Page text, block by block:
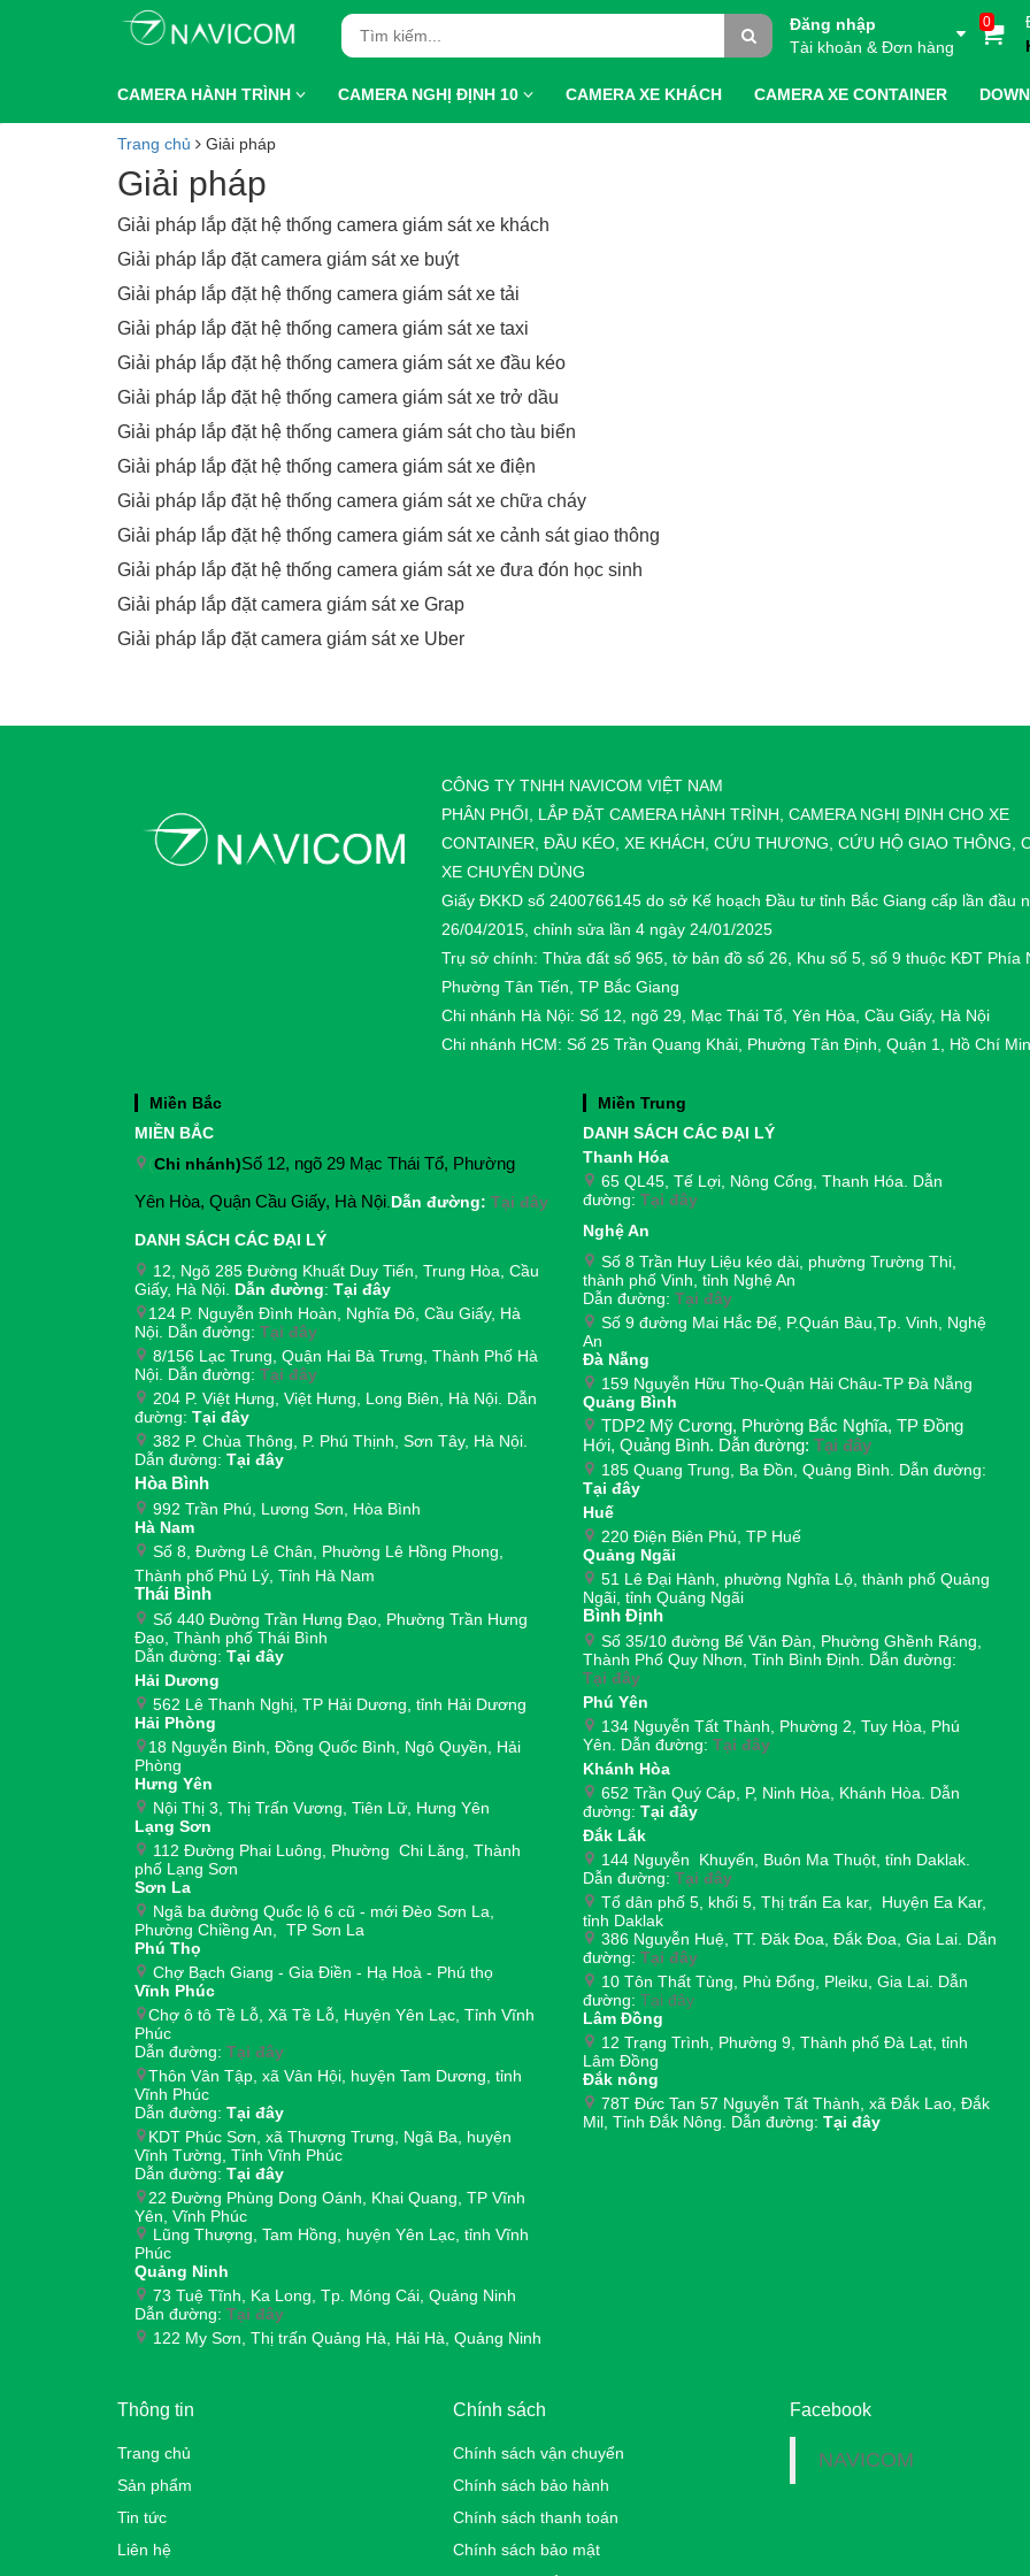
Đăng nhập
Tài khoản & Đơn hàng
0
CAMERA HÀNH TRÌNH CAMERA NGHỊ ĐỊNH 10 CAMERA XE KHÁCH CAMERA XE CONTAINER
Trang chủ Giải pháp
Giải pháp
Giải pháp lắp đặt hệ thống camera giám sát xe khách
Giải pháp lắp đặt camera giám sát xe buýt
Giải pháp lắp đặt hệ thống camera giám sát xe tải
Giải pháp lắp đặt hệ thống camera giám sát xe taxi
Giải pháp lắp đặt hệ thống camera giám sát xe đầu kéo
Giải pháp lắp đặt hệ thống camera giám sát xe trở dầu
Giải pháp lắp đặt hệ thống camera giám sát cho tàu biển
Giải pháp lắp đặt hệ thống camera giám sát xe điện
Giải pháp lắp đặt hệ thống camera giám sát xe chữa cháy
Giải pháp lắp đặt hệ thống camera giám sát xe cảnh sát giao thông
Giải pháp lắp đặt hệ thống camera giám sát xe đưa đón học sinh
Giải pháp lắp đặt camera giám sát xe Grap
Giải pháp lắp đặt camera giám sát xe Uber
CÔNG TY TNHH NAVICOM VIỆT NAM
PHÂN PHỐI, LẮP ĐẶT CAMERA HÀNH TRÌNH, CAMERA NGHỊ ĐỊNH CHO XE
CONTAINER, ĐẦU KÉO, XE KHÁCH, CỨU THƯƠNG, CỨU HỘ GIAO THÔNG,
XE CHUYÊN DÙNG
Giấy ĐKKD số 2400766145 do sở Kế hoạch Đầu tư tỉnh Bắc Giang cấp lần đầu
26/04/2015, chỉnh sửa lần 4 ngày 24/01/2025
Trụ sở chính: Thửa đất số 965, tờ bản đồ số 26, Khu số 5, số 9 thuộc KĐT Phía
Phường Tân Tiến, TP Bắc Giang
Chi nhánh Hà Nội: Số 12, ngõ 29, Mạc Thái Tổ, Yên Hòa, Cầu Giấy, Hà Nội
Chi nhánh HCM: Số 25 Trần Quang Khải, Phường Tân Định, Quận 1, Hồ Chí
Miền Bắc
MIỀN BẮC
(Chi nhánh)Số 12, ngõ 29 Mạc Thái Tổ, Phường
Yên Hòa, Quận Cầu Giấy, Hà Nội Dẫn đường: Tại đây
DANH SÁCH CÁC ĐẠI LÝ
12, Ngõ 285 Đường Khuất Duy Tiến, Trung Hòa, Cầu
Giấy, Hà Nội. Dẫn đường: Tại đây
124 P. Nguyễn Đình Hoàn, Nghĩa Đô, Cầu Giấy, Hà
Nội. Dẫn đường: Tại đây
8/156 Lạc Trung, Quận Hai Bà Trưng, Thành Phố Hà
Nội. Dẫn đường: Tại đây
204 P. Việt Hưng, Việt Hưng, Long Biên, Hà Nội. Dẫn
đường: Tại đây
382 P. Chùa Thông, P. Phú Thịnh, Sơn Tây, Hà Nội.
Dẫn đường: Tại đây
Hòa Bình
992 Trần Phú, Lương Sơn, Hòa Bình
Hà Nam
Số 8, Đường Lê Chân, Phường Lê Hồng Phong,
Thành phố Phủ Lý, Tỉnh Hà Nam
Thái Bình
Số 440 Đường Trần Hưng Đạo, Phường Trần Hưng
Đạo, Thành phố Thái Bình
Dẫn đường: Tại đây
Hải Dương
562 Lê Thanh Nghị, TP Hải Dương, tỉnh Hải Dương
Hải Phòng
18 Nguyễn Bình, Đồng Quốc Bình, Ngô Quyền, Hải
Phòng
Hưng Yên
Nội Thị 3, Thị Trấn Vương, Tiên Lữ, Hưng Yên
Lạng Sơn
112 Đường Phai Luông, Phường Chi Lăng, Thành
phố Lạng Sơn
Sơn La
Ngã ba đường Quốc lộ 6 cũ - mới Đèo Sơn La,
Phường Chiềng An, TP Sơn La
Phú Thọ
Chợ Bạch Giang - Gia Điền - Hạ Hoà - Phú thọ
Vĩnh Phúc
Chợ ô tô Tề Lỗ, Xã Tề Lỗ, Huyện Yên Lạc, Tỉnh Vĩnh
Phúc
Dẫn đường: Tại đây
Thôn Vân Tập, xã Vân Hội, huyện Tam Dương, tỉnh
Vĩnh Phúc
Dẫn đường: Tại đây
KDT Phúc Sơn, xã Thượng Trưng, Ngã Ba, huyện
Vĩnh Tường, Tỉnh Vĩnh Phúc
Dẫn đường: Tại đây
22 Đường Phùng Dong Oánh, Khai Quang, TP Vĩnh
Yên, Vĩnh Phúc
Lũng Thượng, Tam Hồng, huyện Yên Lạc, tỉnh Vĩnh
Phúc
Quảng Ninh
73 Tuệ Tĩnh, Ka Long, Tp. Móng Cái, Quảng Ninh
Dẫn đường: Tại đây
122 My Sơn, Thị trấn Quảng Hà, Hải Hà, Quảng Ninh
Miền Trung
DANH SÁCH CÁC ĐẠI LÝ
Thanh Hóa
65 QL45, Tế Lợi, Nông Cống, Thanh Hóa. Dẫn
đường: Tại đây
Nghệ An
Số 8 Trần Huy Liệu kéo dài, phường Trường Thi,
thành phố Vinh, tỉnh Nghệ An
Dẫn đường: Tại đây
Số 9 đường Mai Hắc Đế, P.Quán Bàu,Tp. Vinh, Nghệ
An
Đà Nẵng
159 Nguyễn Hữu Thọ-Quận Hải Châu-TP Đà Nẵng
Quảng Bình
TDP2 Mỹ Cương, Phường Bắc Nghĩa, TP Đồng
Hới, Quảng Bình. Dẫn đường: Tại đây
185 Quang Trung, Ba Đồn, Quảng Bình. Dẫn đường:
Tại đây
Huế
220 Điện Biên Phủ, TP Huế
Quảng Ngãi
51 Lê Đại Hành, phường Nghĩa Lộ, thành phố Quảng
Ngãi, tỉnh Quảng Ngãi
Bình Định
Số 35/10 đường Bế Văn Đàn, Phường Ghềnh Ráng,
Thành Phố Quy Nhơn, Tỉnh Bình Định. Dẫn đường:
Tại đây
Phú Yên
134 Nguyễn Tất Thành, Phường 2, Tuy Hòa, Phú
Yên. Dẫn đường: Tại đây
Khánh Hòa
652 Trần Quý Cáp, P, Ninh Hòa, Khánh Hòa. Dẫn
đường: Tại đây
Đắk Lắk
144 Nguyễn Khuyến, Buôn Ma Thuột, tỉnh Daklak.
Dẫn đường: Tại đây
Tổ dân phố 5, khối 5, Thị trấn Ea kar, Huyện Ea Kar,
tỉnh Daklak
386 Nguyễn Huệ, TT. Đăk Đoa, Đắk Đoa, Gia Lai. Dẫn
đường: Tại đây
10 Tôn Thất Tùng, Phù Đổng, Pleiku, Gia Lai. Dẫn
đường: Tại đây
Lâm Đồng
12 Trạng Trình, Phường 9, Thành phố Đà Lạt, tỉnh
Lâm Đồng
Đắk nông
78T Đức Tan 57 Nguyễn Tất Thành, xã Đắk Lao, Đắk
Mil, Tỉnh Đắk Nông. Dẫn đường: Tại đây
Thông tin
Trang chủ
Sản phẩm
Tin tức
Liên hệ
Chính sách
Chính sách vận chuyển
Chính sách bảo hành
Chính sách thanh toán
Chính sách bảo mật
Facebook
NAVICOM